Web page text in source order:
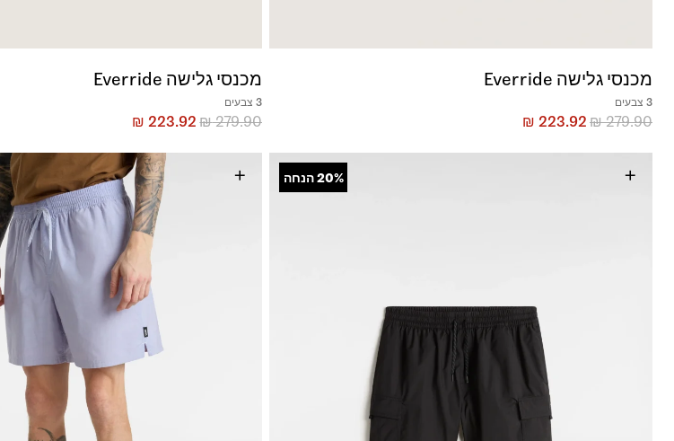
מכנסי גלישה Everride
3 צבעים
₪279.90
₪ 223.92
מכנסי גלישה Everride
3 צבעים
₪279.90
₪ 223.92
+
20%הנחה +